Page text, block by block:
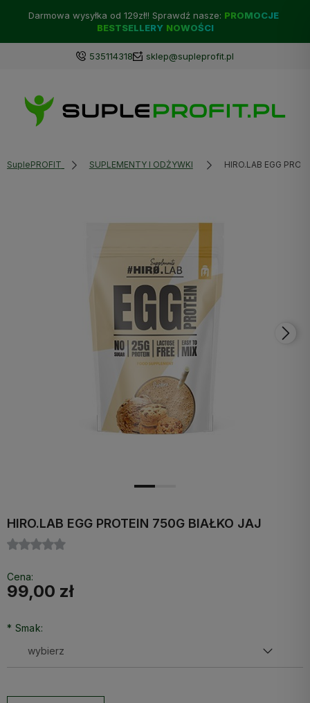
Darmowa wysyłka od 129zł!! Sprawdź nasze: PROMOCJE
BESTSELLERY NOWOŚCI
535114318 sklep@supleprofit.pl
SuplePROFIT SUPLEMENTY I ODŻYWKI HIRO.LAB EGG
HIRO.LAB EGG PROTEIN 750G BIAŁKO JAJ
Cena:
99,00 zł
* Smak: